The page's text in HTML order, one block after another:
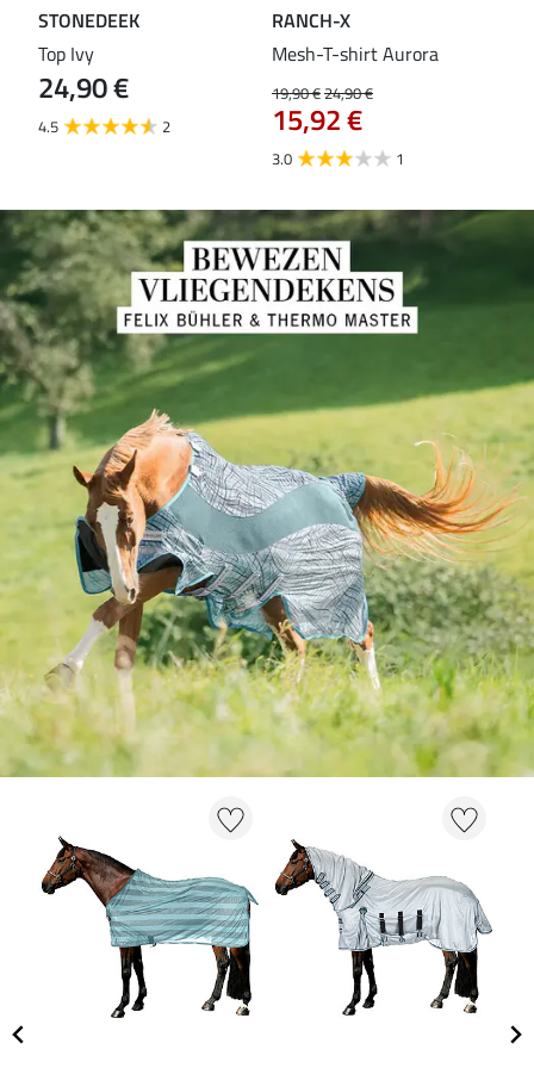
STONEDEEK
Top Ivy
24,90 €
4.5 2
RANCH-X
Mesh-T-shirt Aurora
19,90 €24,90 €
15,92 €
3.0 1